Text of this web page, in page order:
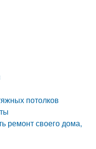
потолков
ремонт своего дома,